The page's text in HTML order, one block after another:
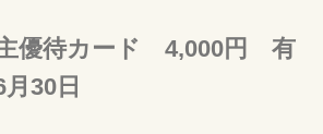
優待カード 4,000円 有
30日